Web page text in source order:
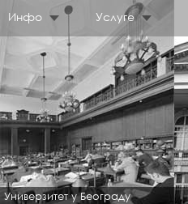
Инфо Услуге
Универзитет у Београду